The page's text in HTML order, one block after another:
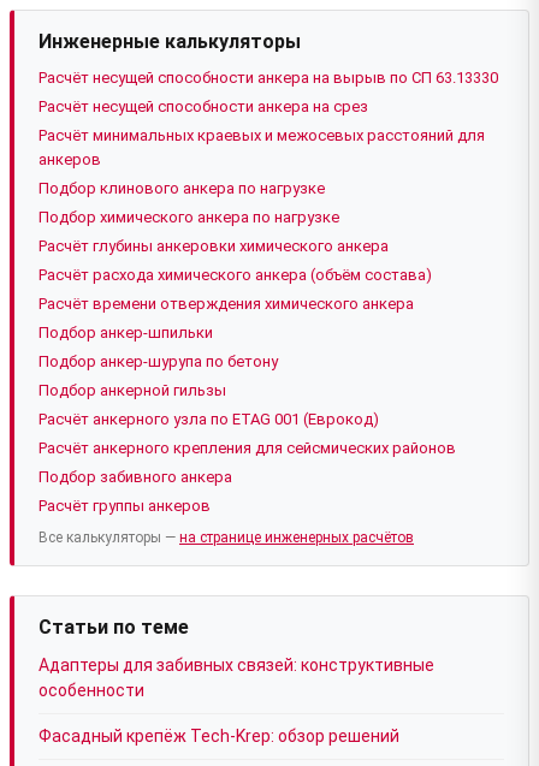
Инженерные калькуляторы
Расчёт несущей способности анкера на вырыв по СП 63.13330
Расчёт несущей способности анкера на срез
Расчёт минимальных краевых и межосевых расстояний для
анкеров
Подбор клинового анкера по нагрузке
Подбор химического анкера по нагрузке
Расчёт глубины анкеровки химического анкера
Расчёт расхода химического анкера (объём состава)
Расчёт времени отверждения химического анкера
Подбор анкер-шпильки
Подбор анкер-шурупа по бетону
Подбор анкерной гильзы
Расчёт анкерного узла по ETAG 001 (Еврокод)
Расчёт анкерного крепления для сейсмических районов
Подбор забивного анкера
Расчёт группы анкеров
Все калькуляторы — на странице инженерных расчётов
Статьи по теме
Адаптеры для забивных связей: конструктивные
особенности
Фасадный крепёж Tech-Krep: обзор решений